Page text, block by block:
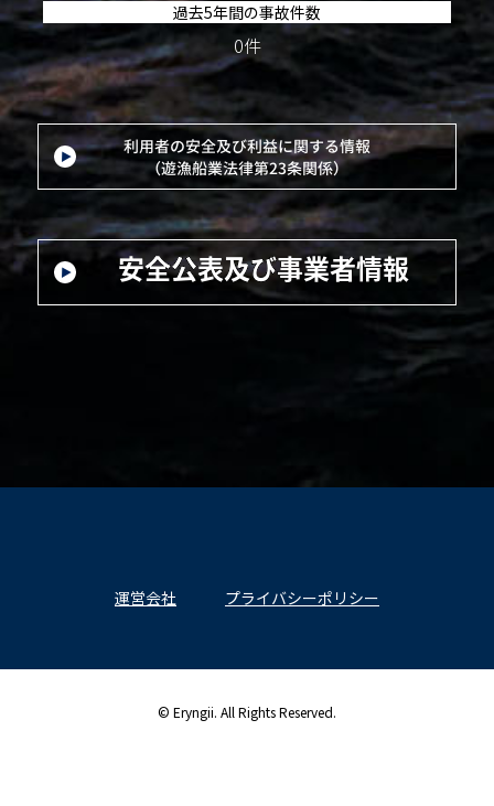
過去5年間の事故件数
0件
運営会社 プライバシーポリシー
© Eryngii. All Rights Reserved.